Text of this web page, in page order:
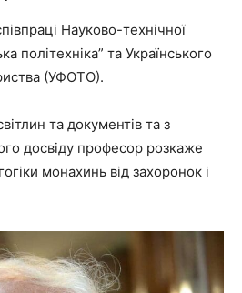
Науково-технічної
політехніка” та Українського
(УФОТО).
та документів та з
досвіду професор розкаже
монахинь від захоронок і